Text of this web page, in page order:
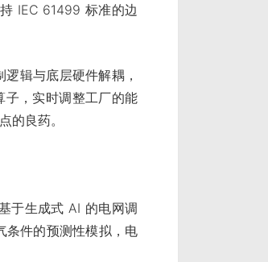
IEC 61499 标准的边
辑与底层硬件解耦，
子，实时调整工厂的能
的良药。
于生成式 AI 的电网调
条件的预测性模拟，电